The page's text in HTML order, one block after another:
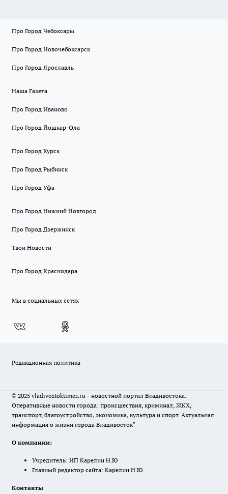
Про Город Чебоксары
Про Город Новочебоксарск
Про Город Ярославль
Наша Газета
Про Город Иваново
Про Город Йошкар-Ола
Про Город Курск
Про Город Рыбинск
Про Город Уфа
Про Город Нижний Новгород
Про Город Дзержинск
Твои Новости
Про Город Краснодара
Мы в социальных сетях
Редакционная политика
© 2025 vladivostoktimes.ru - новостной портал Владивостока.
Оперативные новости города: происшествия, криминал, ЖКХ,
транспорт, благоустройство, экономика, культура и спорт. Актуальная
информация о жизни города Владивосток"
О компании:
Учредитель: ИП Карелин Н.Ю
Главный редактор сайта: Карелин Н.Ю.
Контакты